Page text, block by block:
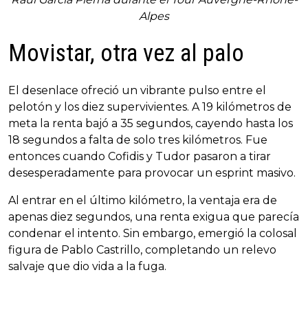
Alpes
Movistar, otra vez al palo
El desenlace ofreció un vibrante pulso entre el
pelotón y los diez supervivientes. A 19 kilómetros de
meta la renta bajó a 35 segundos, cayendo hasta los
18 segundos a falta de solo tres kilómetros. Fue
entonces cuando Cofidis y Tudor pasaron a tirar
desesperadamente para provocar un esprint masivo.
Al entrar en el último kilómetro, la ventaja era de
apenas diez segundos, una renta exigua que parecía
condenar el intento. Sin embargo, emergió la colosal
figura de Pablo Castrillo, completando un relevo
salvaje que dio vida a la fuga.